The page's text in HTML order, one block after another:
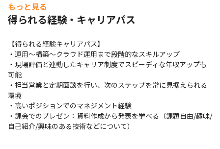
もっと見る
得られる経験・キャリアパス
【得られる経験キャリアパス】
・運用〜構築〜クラウド運用まで段階的なスキルアップ
・現場評価と連動したキャリア制度でスピーディな年収アップも
可能
・担当営業と定期面談を行い、次のステップを常に見据えられる
環境
・高いポジションでのマネジメント経験
・課会でのプレゼン：資料作成から発表を学べる（課題自由/趣味/
自己紹介/興味のある技術などについて）